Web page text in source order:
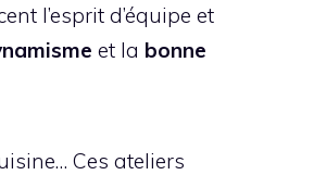
l’esprit d’équipe et
et la bonne
Ces ateliers